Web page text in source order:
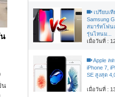
น
เปรียบเที
Samsung
สมาร์ทโฟน
รุ่นไหนม...
เมื่อวันที่ :
Apple ลด
iPhone 7,
SE สูงสุด
เมื่อวันที่ :